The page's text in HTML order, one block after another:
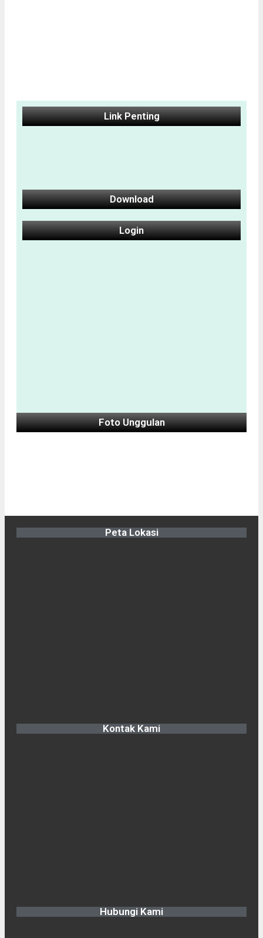
Link Penting
Download
Login
Foto Unggulan
Peta Lokasi
Kontak Kami
Hubungi Kami